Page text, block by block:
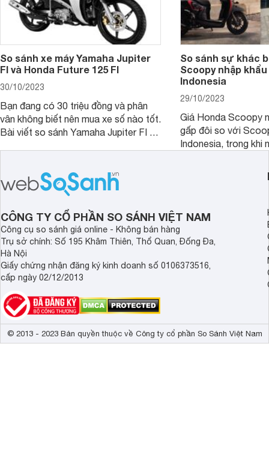
So sánh xe máy Yamaha Jupiter
FI và Honda Future 125 FI
30/10/2023
Bạn đang có 30 triệu đồng và phân
vân không biết nên mua xe số nào tốt.
Bài viết so sánh Yamaha Jupiter FI và
So sánh sự khác
Scoopy nhập
Indonesia
29/10/2023
Giá Honda Scoopy
gấp đôi so với
Indonesia, trong khi
chênh lệch giá lớn
sánh Honda
CÔNG TY CỔ PHẦN SO SÁNH VIỆT NAM
Công cụ so sánh giá online - Không bán hàng
Trụ sở chính: Số 195 Khâm Thiên, Thổ Quan, Đống Đa,
Hà Nội
Giấy chứng nhận đăng ký kinh doanh số 0106373516,
cấp ngày 02/12/2013
© 2013 - 2023 Bản quyền thuộc về Công ty cổ phần So Sánh Việt Nam